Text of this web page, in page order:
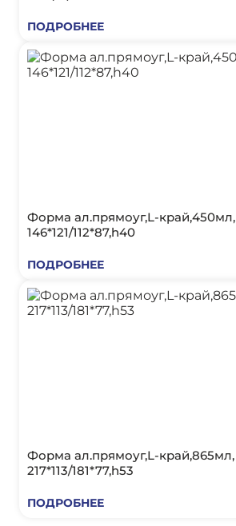
ПОДРОБНЕЕ
Форма ал.прямоуг,L-край,450мл,
146*121/112*87,h40
ПОДРОБНЕЕ
Форма ал.прямоуг,L-край,865мл,
217*113/181*77,h53
ПОДРОБНЕЕ